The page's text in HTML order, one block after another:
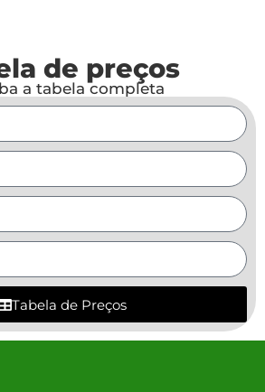
de preços
a tabela completa
Tabela de Preços